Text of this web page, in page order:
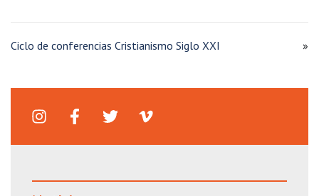
Ciclo de conferencias Cristianismo Siglo XXI »